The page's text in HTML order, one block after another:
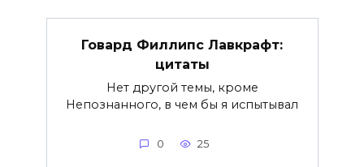
Говард Филлипс Лавкрафт:
цитаты
Нет другой темы, кроме
Непознанного, в чем бы я испытывал
0 25